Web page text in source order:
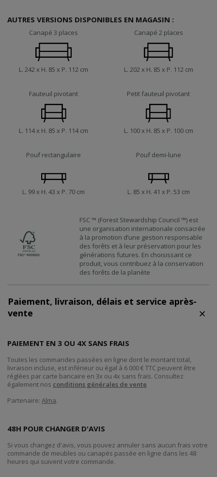
AUTRES VERSIONS DISPONIBLES EN MAGASIN :
Canapé 3 places
L. 242 x H. 85 x P. 112 cm
Canapé 2 places
L. 202 x H. 85 x P. 112 cm
Fauteuil pivotant
L. 114 x H. 85 x P. 114 cm
Petit fauteuil pivotant
L. 100 x H. 85 x P. 100 cm
Pouf rectangulaire
L. 99 x H. 43 x P. 70 cm
Pouf demi-lune
L. 85 x H. 41 x P. 53 cm
FSC ™ (Forest Stewardship Council ™) est
une organisation internationale consacrée
à la promotion d’une gestion responsable
des forêts et à leur préservation pour les
générations futures. En choisissant ce
produit, vous contribuez à la conservation
des forêts de la planète
Paiement, livraison, délais et service après-
vente
PAIEMENT EN 3 OU 4X SANS FRAIS
Toutes les commandes passées en ligne dont le montant total,
livraison incluse, est inférieur ou égal à 6 000 € TTC peuvent être
réglées par carte bancaire en 3x ou 4x sans frais. Consultez
également nos conditions générales de vente
Partenaire: Alma.
48H POUR CHANGER D'AVIS
Si vous changez d'avis, vous pouvez annuler sans aucun frais votre
commande de meubles ou canapés passée en ligne dans les 48
heures qui suivent votre commande.